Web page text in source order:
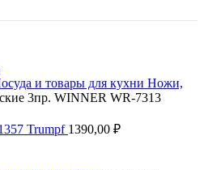
и товары для кухни Ножи,
3пр. WINNER WR-7313
Trumpf 1390,00 ₽